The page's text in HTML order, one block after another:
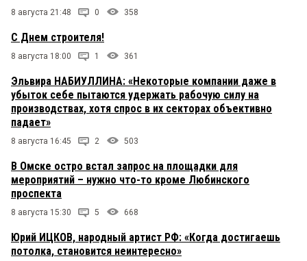
8 августа 21:48 0 358
С Днем строителя!
8 августа 18:00 1 361
Эльвира НАБИУЛЛИНА: «Некоторые компании даже в
убыток себе пытаются удержать рабочую силу на
производствах, хотя спрос в их секторах объективно
падает»
8 августа 16:45 2 503
В Омске остро встал запрос на площадки для
мероприятий – нужно что-то кроме Любинского
проспекта
8 августа 15:30 5 668
Юрий ИЦКОВ, народный артист РФ: «Когда достигаешь
потолка, становится неинтересно»